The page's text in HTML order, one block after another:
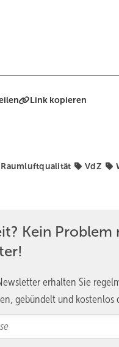
Link kopieren
Raumluftqualität VdZ
Kein Problem
erhalten Sie
gebündelt und kostenlos